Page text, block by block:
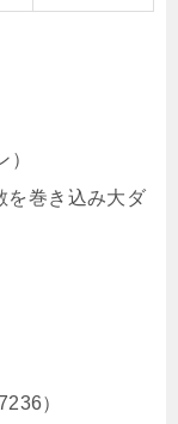
を巻き込み大ダ
）